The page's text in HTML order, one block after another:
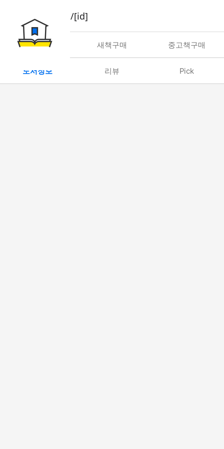
book/rent/[id]
대여 새책구매 중고책구매
도서정보 리뷰 Pick